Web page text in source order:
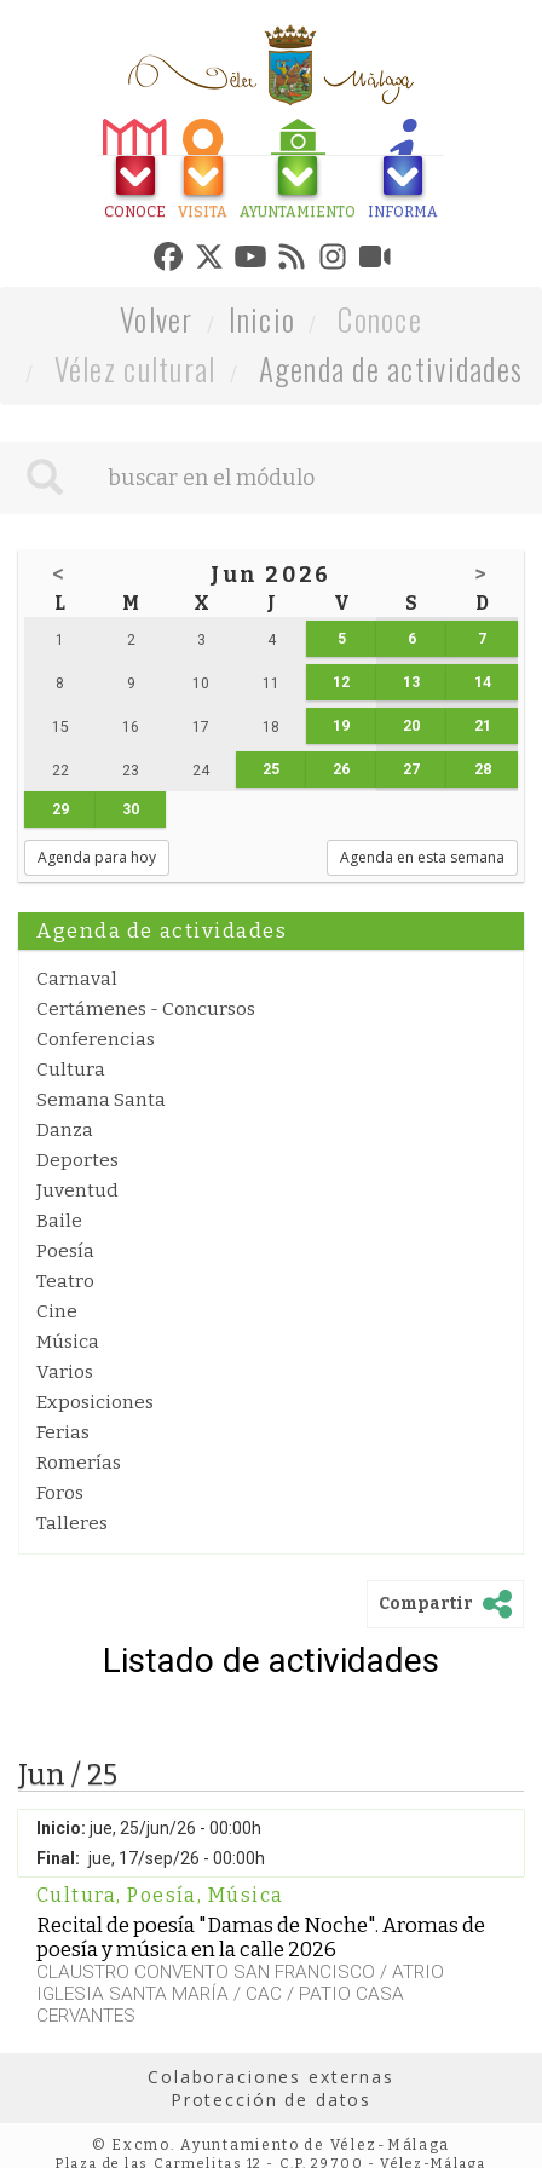
CONOCE VISITA AYUNTAMIENTO INFORMA
Volver Inicio
Conoce
Vélez cultural
Agenda de actividades
< Jun 2026 >
L M X J V S D
1 2 3 4 5 6 7
8 9 10 11 12 13 14
15 16 17 18 19 20 21
22 23 24 25 26 27 28
29 30
Agenda para hoy Agenda en esta semana
Agenda de actividades
Carnaval
Certámenes - Concursos
Conferencias
Cultura
Semana Santa
Danza
Deportes
Juventud
Baile
Poesía
Teatro
Cine
Música
Varios
Exposiciones
Ferias
Romerías
Foros
Talleres
Compartir
Listado de actividades
Jun / 25
Inicio: jue, 25/jun/26 - 00:00h
Final: jue, 17/sep/26 - 00:00h
Cultura, Poesía, Música
Recital de poesía "Damas de Noche". Aromas de
poesía y música en la calle 2026
CLAUSTRO CONVENTO SAN FRANCISCO / ATRIO
IGLESIA SANTA MARÍA / CAC / PATIO CASA
CERVANTES
Colaboraciones externas
Protección de datos
© Excmo. Ayuntamiento de Vélez-Málaga
Plaza de las Carmelitas 12 - C.P. 29700 - Vélez-Málaga